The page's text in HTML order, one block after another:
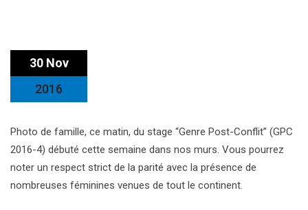
30 Nov
2016
Photo de famille, ce matin, du stage “Genre Post-Conflit” (GPC
2016-4) débuté cette semaine dans nos murs. Vous pourrez
noter un respect strict de la parité avec la présence de
nombreuses féminines venues de tout le continent.